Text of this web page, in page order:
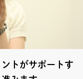
トがサポートす